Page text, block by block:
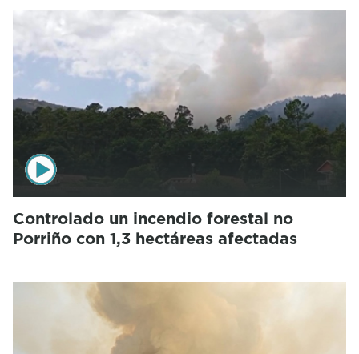
Controlado un incendio forestal no
Porriño con 1,3 hectáreas afectadas